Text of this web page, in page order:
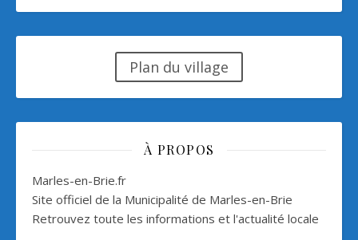
Plan du village
À PROPOS
Marles-en-Brie.fr
Site officiel de la Municipalité de Marles-en-Brie
Retrouvez toute les informations et l'actualité locale